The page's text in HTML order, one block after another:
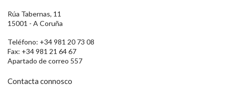
Rúa Tabernas, 11
15001 - A Coruña
Teléfono: +34 981 20 73 08
Fax: +34 981 21 64 67
Apartado de correo 557
Contacta connosco